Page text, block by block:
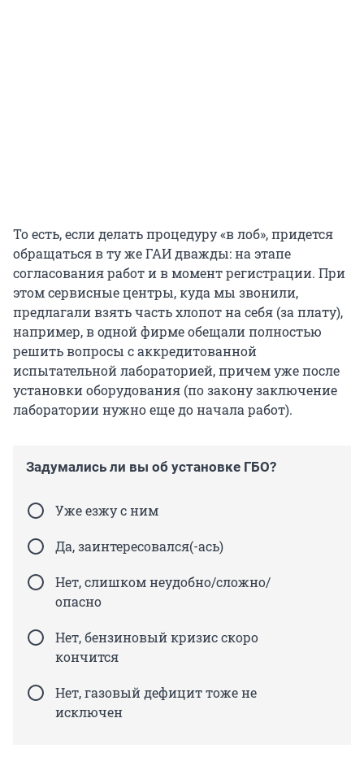
То есть, если делать процедуру «в лоб», придется
обращаться в ту же ГАИ дважды: на этапе
согласования работ и в момент регистрации. При
этом сервисные центры, куда мы звонили,
предлагали взять часть хлопот на себя (за плату),
например, в одной фирме обещали полностью
решить вопросы с аккредитованной
испытательной лабораторией, причем уже после
установки оборудования (по закону заключение
лаборатории нужно еще до начала работ).
Задумались ли вы об установке ГБО?
Уже езжу с ним
Да, заинтересовался(-ась)
Нет, слишком неудобно/сложно/
опасно
Нет, бензиновый кризис скоро
кончится
Нет, газовый дефицит тоже не
исключен